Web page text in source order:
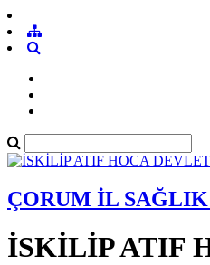
ÇORUM İL
İSKİLİP ATIF